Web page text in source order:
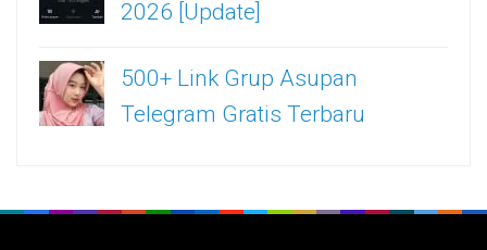
2026 [Update]
500+ Link Grup Asupan
Telegram Gratis Terbaru